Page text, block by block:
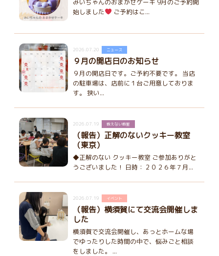
みいちゃんのおまかせケーキ 9月のご予約開
始しました
ご予約はこ...
2026.07.20 ニュース
９月の開店日のお知らせ
９月の開店日です。ご予約不要です。 当店
の駐車場は、店前に１台ご用意しておりま
す。 狭い...
2026.07.19 教えない教室
（報告）正解のないクッキー教室
（東京）
◆正解のない クッキー教室 ご参加ありがと
うございました！ 日時：２０２６年７月...
2026.07.19 イベント
（報告）横須賀にて交流会開催しま
した
横須賀で交流会開催し、あっとホームな場
でゆったりした時間の中で、悩みごと相談
をしました。 ...